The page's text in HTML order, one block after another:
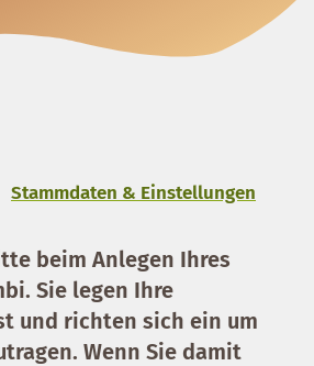
Stammdaten & Einstellungen
beim Anlegen Ihres
Sie legen Ihre
und richten sich ein um
Wenn Sie damit